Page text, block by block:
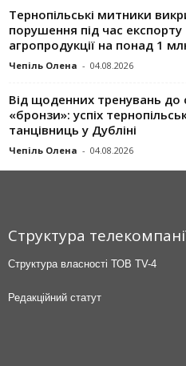
Тернопільські митники
порушення під час експорту
агропродукції на понад 1
Чепіль Олена - 04.08.2026
Від щоденних тренувань до
«бронзи»: успіх
танцівниць у Дубліні
Чепіль Олена - 04.08.2026
Структура
Структура власності ТОВ TV-4
Редакційний статут